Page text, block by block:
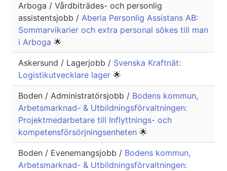
Arboga / Vårdbiträdes- och personlig
assistentsjobb / Aberia Personlig Assistans AB:
Sommarvikarier och extra personal sökes till man
i Arboga 🌟
Askersund / Lagerjobb / Svenska Kraftnät:
Logistikutvecklare lager 🌟
Boden / Administratörsjobb / Bodens kommun,
Arbetsmarknad- & Utbildningsförvaltningen:
Projektmedarbetare till Inflyttnings- och
kompetensförsörjningsenheten 🌟
Boden / Evenemangsjobb / Bodens kommun,
Arbetsmarknad- & Utbildningsförvaltningen: